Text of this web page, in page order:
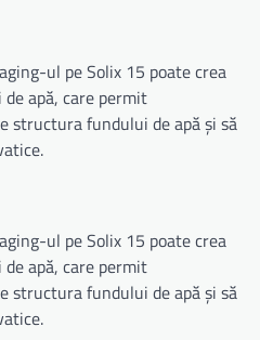
ul pe Solix 15 poate crea
apă, care permit
structura fundului de apă și să
ul pe Solix 15 poate crea
apă, care permit
structura fundului de apă și să